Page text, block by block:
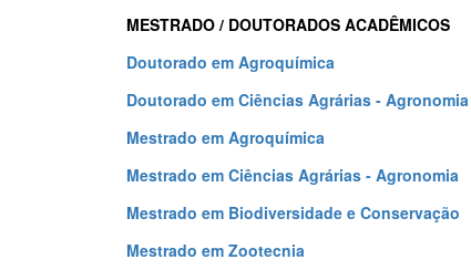
MESTRADO / DOUTORADOS ACADÊMICOS
Doutorado em Agroquímica
Doutorado em Ciências Agrárias - Agronomia
Mestrado em Agroquímica
Mestrado em Ciências Agrárias - Agronomia
Mestrado em Biodiversidade e Conservação
Mestrado em Zootecnia